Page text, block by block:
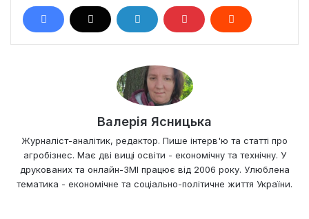
Валерія Ясницька
Журналіст-аналітик, редактор. Пише інтерв'ю та статті про
агробізнес. Має дві вищі освіти - економічну та технічну. У
друкованих та онлайн-ЗМІ працює від 2006 року. Улюблена
тематика - економічне та соціально-політичне життя України.